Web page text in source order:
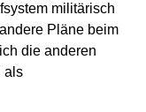
militärisch
Pläne beim
die anderen
als